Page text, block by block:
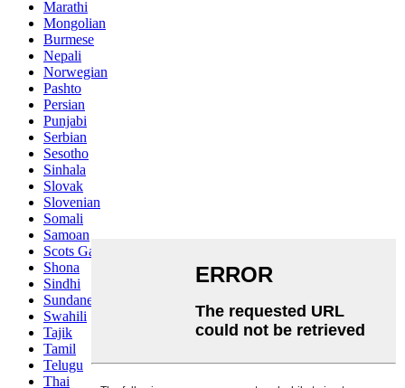
Marathi
Mongolian
Burmese
Nepali
Norwegian
Pashto
Persian
Punjabi
Serbian
Sesotho
Sinhala
Slovak
Slovenian
Somali
Samoan
Scots Gaelic
Shona
Sindhi
Sundanese
Swahili
Tajik
Tamil
Telugu
Thai